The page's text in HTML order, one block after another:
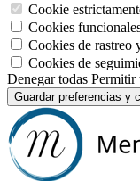
Cookie
Cookies
Cookies de rastreo
Cookies de
Denegar todas Permitir
Guardar preferencias y